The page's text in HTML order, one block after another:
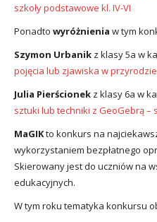
szkoły podstawowe kl. IV-VI
Ponadto wyróżnienia w tym
Szymon Urbanik z klasy 5a w
pojęcia lub zjawiska w
Julia Pierścionek z klasy 6a w
sztuki lub techniki z GeoGebrą –
MaGIKto konkurs na
wykorzystaniem bezpłatnego
Skierowany jest do uczniów na
edukacyjnych.
W tym roku tematyka konkursu